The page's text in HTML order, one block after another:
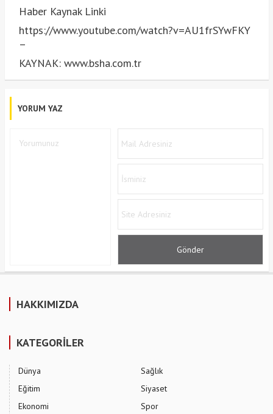
Haber Kaynak Linki
https://www.youtube.com/watch?v=AU1frSYwFKY
–
KAYNAK: www.bsha.com.tr
YORUM YAZ
HAKKIMIZDA
KATEGORİLER
Dünya
Eğitim
Ekonomi
Sağlık
Siyaset
Spor